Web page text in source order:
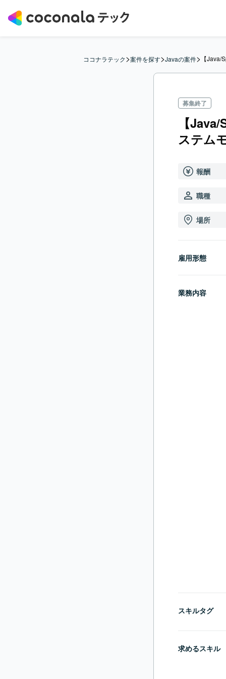
ココナラテック>案件を探す>Javaの案件> 【
募集終了
【
ステム
報酬
職種
場所
雇用形態
業務内容
スキルタグ
求めるスキル